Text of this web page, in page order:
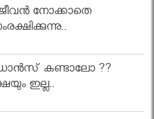
നോക്കാതെ
ഡാൻസ് കണ്ടാലോ ??
ഇല്ല..